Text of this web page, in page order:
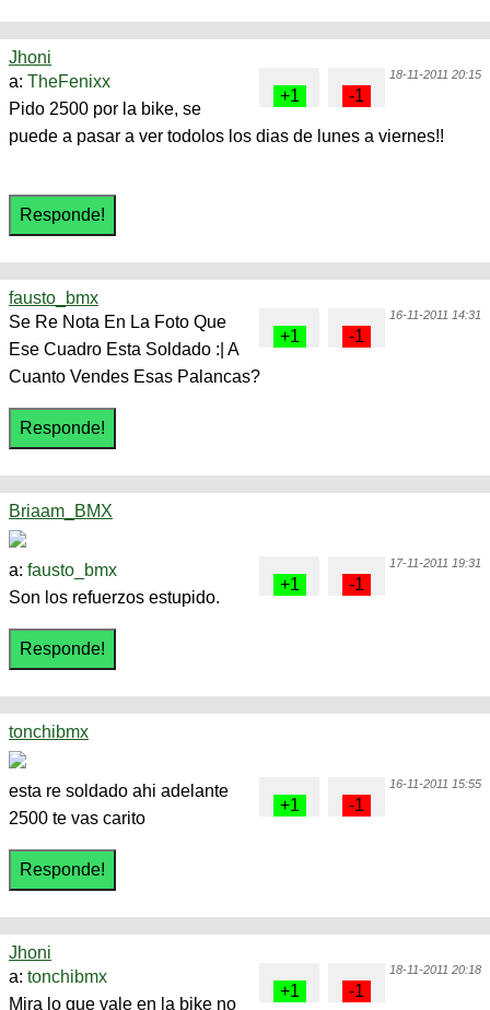
Jhoni
18-11-2011 20:15
a: TheFenixx
Pido 2500 por la bike, se
puede a pasar a ver todolos los dias de lunes a viernes!!
fausto_bmx
16-11-2011 14:31
Se Re Nota En La Foto Que
Ese Cuadro Esta Soldado :| A
Cuanto Vendes Esas Palancas?
Briaam_BMX
17-11-2011 19:31
a: fausto_bmx
Son los refuerzos estupido.
tonchibmx
16-11-2011 15:55
esta re soldado ahi adelante
2500 te vas carito
Jhoni
18-11-2011 20:18
a: tonchibmx
Mira lo que vale en la bike no